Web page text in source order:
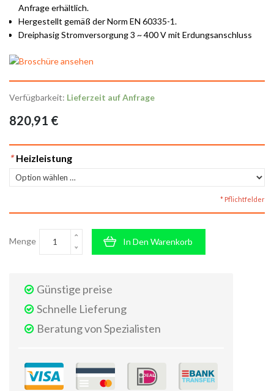
Anfrage erhältlich.
Hergestellt gemäß der Norm EN 60335-1.
Dreiphasig Stromversorgung 3 ~ 400 V mit Erdungsanschluss
Verfügbarkeit: Lieferzeit auf Anfrage
820,91 €
* Heizleistung
* Pflichtfelder
Menge In Den Warenkorb
Günstige preise
Schnelle Lieferung
Beratung von Spezialisten